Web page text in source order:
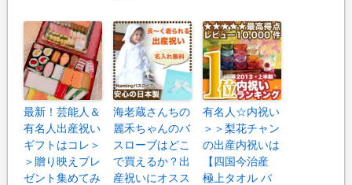
最新！芸能人＆
有名人出産祝い
ギフトはコレ＞
＞贈り映えプレ
ゼント集めてみ
海老蔵さんちの
麗禾ちゃんのバ
スローブはどこ
で買えるか？出
産祝いにオスス
有名人☆内祝い
＞＞梨花チャン
の出産内祝いは
【四国今治産
極上タオル バ